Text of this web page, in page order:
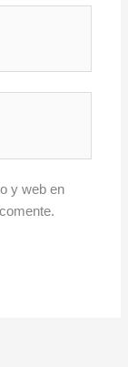
y web en